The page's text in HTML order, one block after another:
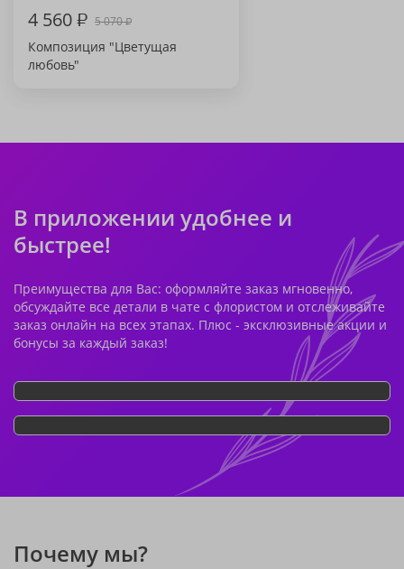
4 560₽ 5 070₽
Композиция "Цветущая
любовь"
В приложении удобнее и
быстрее!
Преимущества для Вас: оформляйте заказ мгновенно,
обсуждайте все детали в чате с флористом и отслеживайте
заказ онлайн на всех этапах. Плюс - эксклюзивные акции и
бонусы за каждый заказ!
Почему мы?